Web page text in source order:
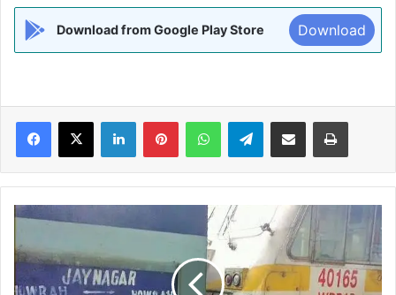
Download from Google Play Store Download
Facebook
X LinkedInPinterestWhatsAppTelegramShare via Email Print
BIHAR:-
वर्ष
बाद
फिर